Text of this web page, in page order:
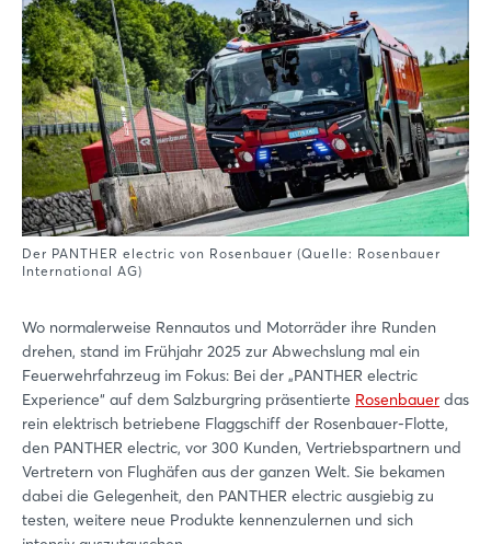
Der PANTHER electric von Rosenbauer (Quelle: Rosenbauer
International AG)
Wo normalerweise Rennautos und Motorräder ihre Runden
drehen, stand im Frühjahr 2025 zur Abwechslung mal ein
Feuerwehrfahrzeug im Fokus: Bei der „PANTHER electric
Experience“ auf dem Salzburgring präsentierte Rosenbauer das
rein elektrisch betriebene Flaggschiff der Rosenbauer-Flotte,
den PANTHER electric, vor 300 Kunden, Vertriebspartnern und
Vertretern von Flughäfen aus der ganzen Welt. Sie bekamen
dabei die Gelegenheit, den PANTHER electric ausgiebig zu
testen, weitere neue Produkte kennenzulernen und sich